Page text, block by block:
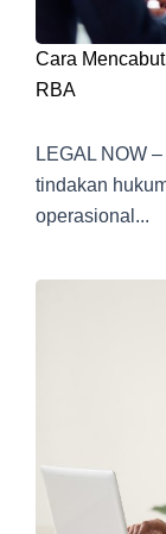
Cara
RBA
LEGAL NOW
tindakan
operasional...